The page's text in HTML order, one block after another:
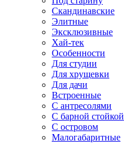
Скандинавские
Элитные
Эксклюзивные
Хай-тек
Особенности
Для студии
Для хрущевки
Для дачи
Встроенные
С антресолями
С барной стойкой
С островом
Малогабаритные